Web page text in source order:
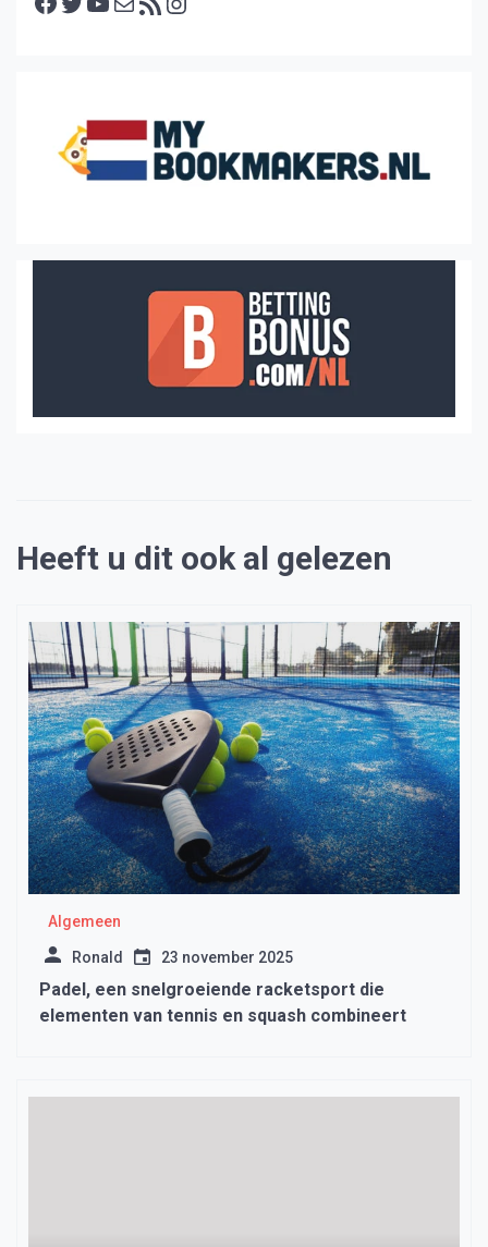
Heeft u dit ook al gelezen
Algemeen
Ronald 23 november 2025
Padel, een snelgroeiende racketsport die
elementen van tennis en squash combineert